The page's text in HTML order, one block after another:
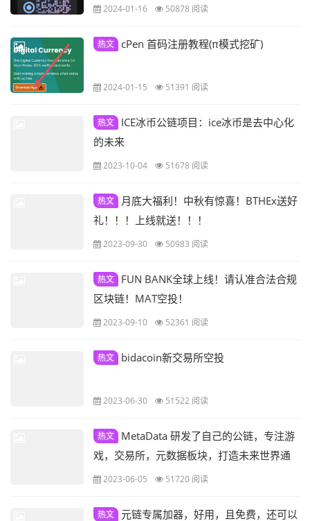
2024-01-16 50878 阅读
热文 cPen 首码注册教程(π模式挖矿)
2024-01-15 51391 阅读
热文
ICE冰币公链项目：ice冰币是去中心化
的未来
2023-10-04 51678 阅读
热文
月底大福利！中秋有惊喜！BTHEx送好
礼！！！上线就送！！！
2023-09-30 50983 阅读
热文
FUN BANK全球上线！请认准合法合规
区块链！MAT空投！
2023-09-10 52361 阅读
热文 bidacoin新交易所空投
2023-06-30 51522 阅读
热文
MetaData 研发了自己的公链，专注游
戏，交易所，元数据板块，打造未来世界通
用货币。。
2023-06-05 51720 阅读
热文 元链专属加器，好用，且免费，还可以